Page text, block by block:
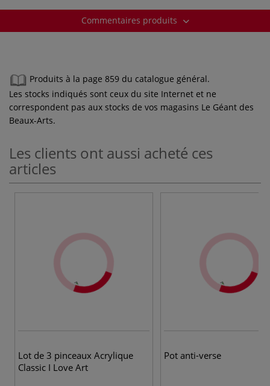
Commentaires produits
Produits à la page 859 du catalogue général.
Les stocks indiqués sont ceux du site Internet et ne
correspondent pas aux stocks de vos magasins Le Géant des
Beaux-Arts.
Les clients ont aussi acheté ces
articles
Lot de 3 pinceaux Acrylique
Classic I Love Art
Pot anti-verse